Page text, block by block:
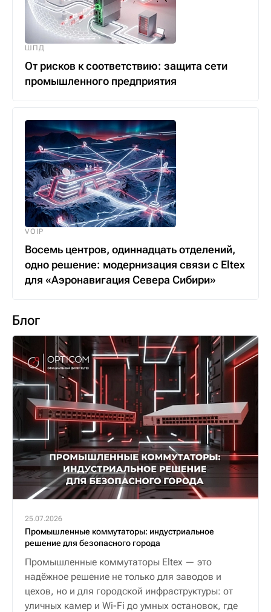
ШПД
От рисков к соответствию: защита сети
промышленного предприятия
VOIP
Восемь центров, одиннадцать отделений,
одно решение: модернизация связи с Eltex
для «Аэронавигация Севера Сибири»
Блог
25.07.2026
Промышленные коммутаторы: индустриальное
решение для безопасного города
Промышленные коммутаторы Eltex — это
надёжное решение не только для заводов и
цехов, но и для городской инфраструктуры: от
уличных камер и Wi-Fi до умных остановок, где